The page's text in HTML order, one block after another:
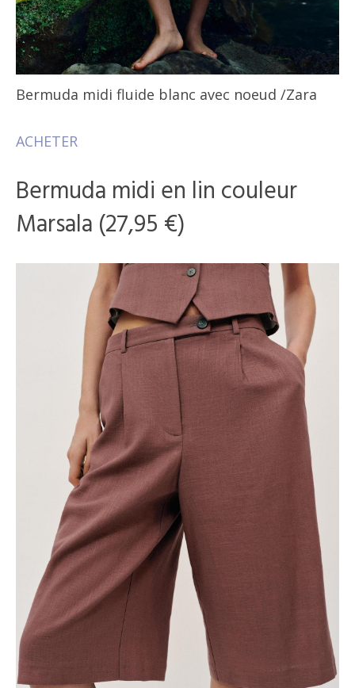
Bermuda midi fluide blanc avec noeud /Zara
ACHETER
Bermuda midi en lin couleur
Marsala (27,95 €)